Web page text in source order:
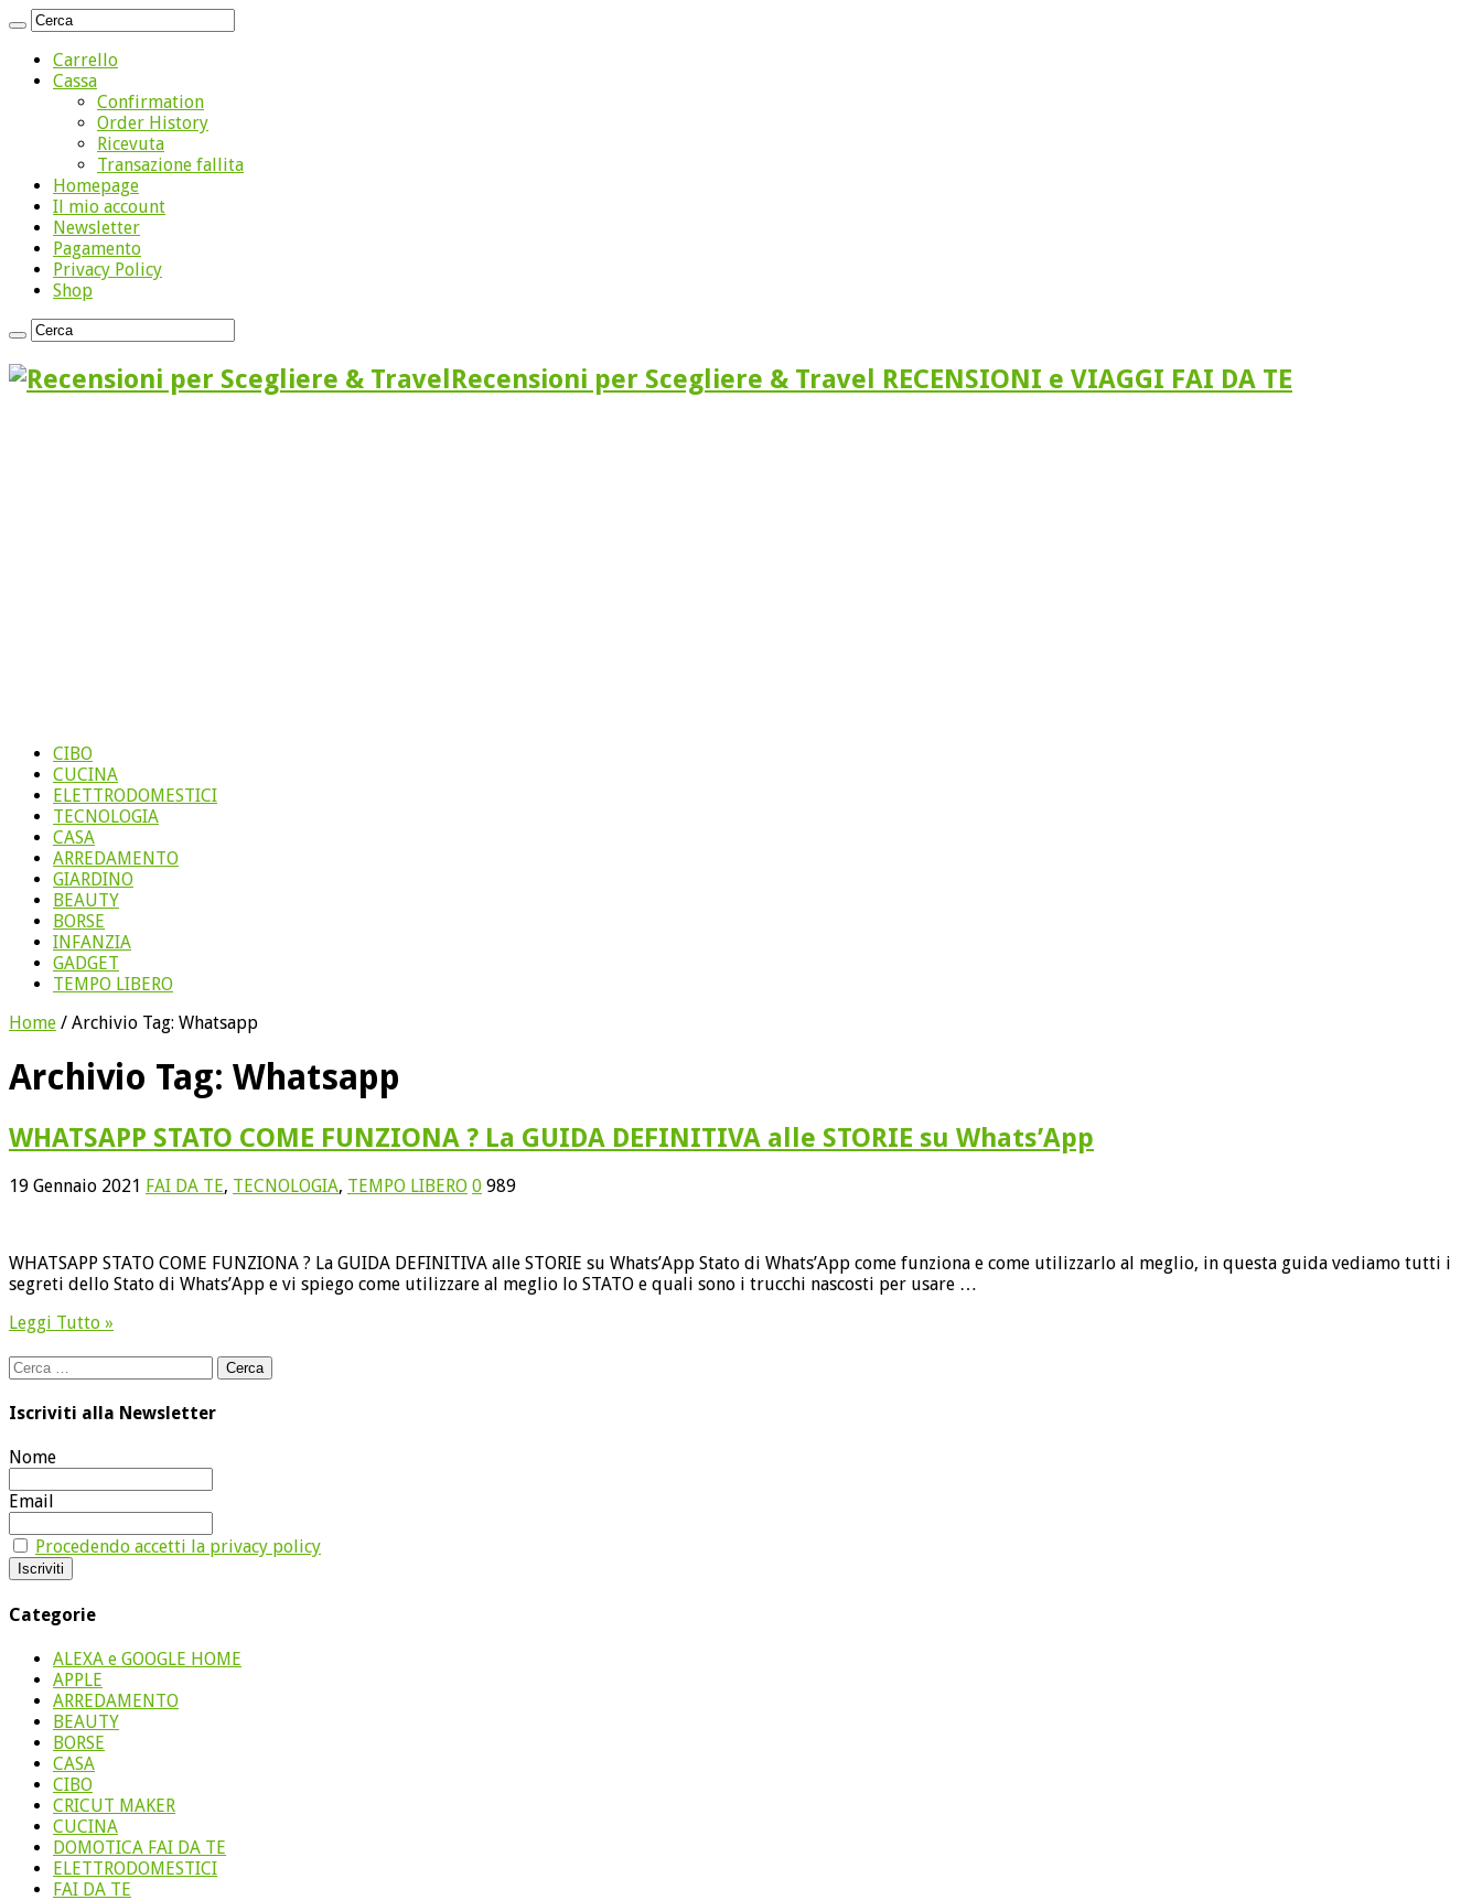
Carrello
Cassa
Confirmation
Order History
Ricevuta
Transazione fallita
Homepage
Il mio account
Newsletter
Pagamento
Privacy Policy
Shop
Recensioni per Scegliere & Travel RECENSIONI e VIAGGI FAI DA TE
CIBO
CUCINA
ELETTRODOMESTICI
TECNOLOGIA
CASA
ARREDAMENTO
GIARDINO
BEAUTY
BORSE
INFANZIA
GADGET
TEMPO LIBERO
Home / Archivio Tag: Whatsapp
Archivio Tag: Whatsapp
WHATSAPP STATO COME FUNZIONA ? La GUIDA DEFINITIVA alle STORIE su Whats’App
19 Gennaio 2021 FAI DA TE, TECNOLOGIA, TEMPO LIBERO 0 989
WHATSAPP STATO COME FUNZIONA ? La GUIDA DEFINITIVA alle STORIE su Whats’App Stato di Whats’App come funziona e come utilizzarlo al meglio, in questa guida vediamo tutti i
segreti dello Stato di Whats’App e vi spiego come utilizzare al meglio lo STATO e quali sono i trucchi nascosti per usare …
Leggi Tutto »
Ricerca
per:
Iscriviti alla Newsletter
Nome
Email
Procedendo accetti la privacy policy
Categorie
ALEXA e GOOGLE HOME
APPLE
ARREDAMENTO
BEAUTY
BORSE
CASA
CIBO
CRICUT MAKER
CUCINA
DOMOTICA FAI DA TE
ELETTRODOMESTICI
FAI DA TE